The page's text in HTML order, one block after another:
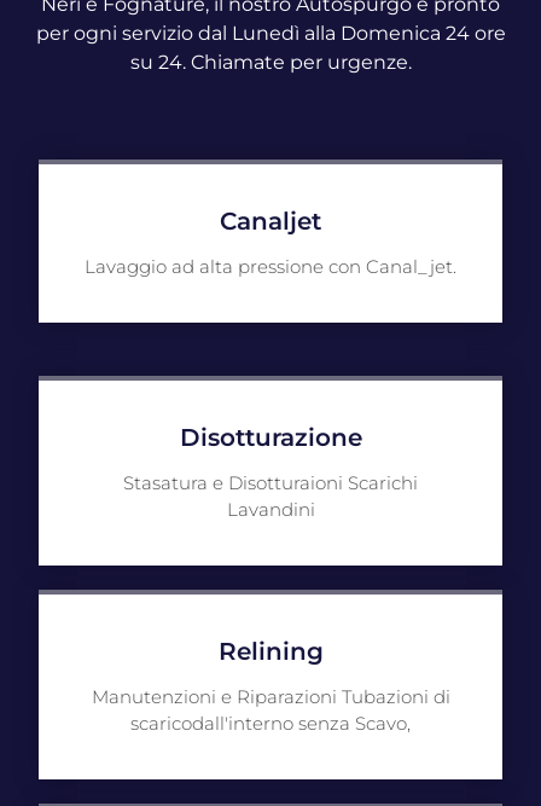
per ogni servizio dal Lunedì alla Domenica 24 ore
su 24. Chiamate per urgenze.
Canaljet
Lavaggio ad alta pressione con Canal_jet.
Disotturazione
Stasatura e Disotturaioni Scarichi
Lavandini
Relining
Manutenzioni e Riparazioni Tubazioni di
scaricodall'interno senza Scavo,